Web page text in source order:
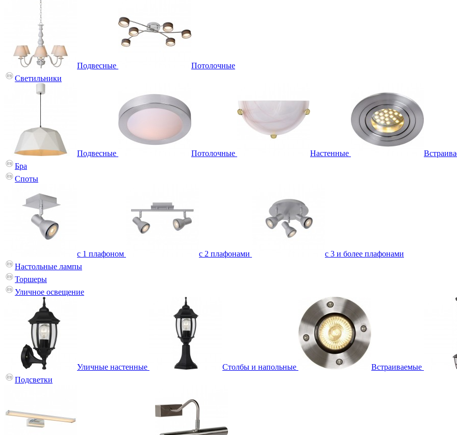
Подвесные
Потолочные
Светильники
Подвесные Потолочные Настенные
Бра
Споты
с 1 плафоном с 2 плафонами
с 3 и более плафонами
Настольные лампы
Торшеры
Уличное освещение
Уличные настенные Столбы и напольные Встраиваемые
Подсветки